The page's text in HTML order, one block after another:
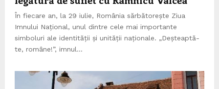
În fiecare an, la 29 iulie, România sărbătorește Ziua
Imnului Național, unul dintre cele mai importante
simboluri ale identității și unității naționale. „Deșteaptă-
te, române!”, imnul...